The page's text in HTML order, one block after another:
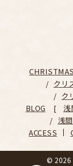
クリ
ク
BLOG
浅
浅
ACCESS
© 2026